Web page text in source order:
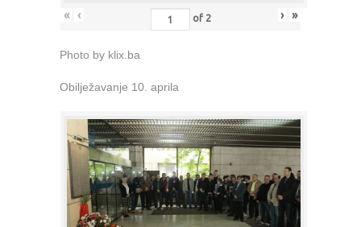
« ‹ of 2 › »
Photo by klix.ba
Obilježavanje 10. aprila